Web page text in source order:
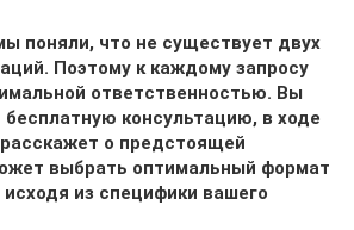
поняли, что не существует двух
Поэтому к каждому запросу
ответственностью. Вы
консультацию, в ходе
о предстоящей
выбрать оптимальный формат
из специфики вашего